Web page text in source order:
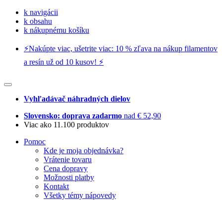
k navigácii
k obsahu
k nákupnému košíku
⚡️Nakúpte viac, ušetrite viac: 10 % zľava na nákup filamentov
a resín už od 10 kusov! ⚡️
Vyhľadávač náhradných dielov
Slovensko: doprava zadarmo nad € 52,90
Viac ako 11.100 produktov
Pomoc
Kde je moja objednávka?
Vrátenie tovaru
Cena dopravy
Možnosti platby
Kontakt
Všetky témy nápovedy